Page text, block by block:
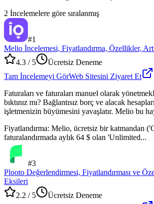
2 İncelemelere göre sıralanmış
#1
Melio İncelemesi, Fiyatlandırma, Özellikler,
4.3 / 5
Ücretsiz Deneme
Tam İncelemeyi GörWeb Sitesini Ziyaret Et
Faturaları ve faturaları manuel olarak
bıktınız mı? Bağlantısız borç ve alacak
işletmenizin büyümesini yavaşlatır. Melio bu
Fiyatlandırma: Melio, ücretsiz bir katmandan
faturalandırmada aylık 64 $ olan 'Unlimited...
#3
Plooto Değerlendirmesi, Fiyatlandırması ve
Eksileri
2.2 / 5
Ücretsiz Deneme